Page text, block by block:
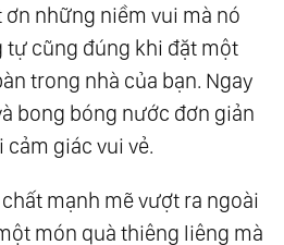
những niềm vui mà nó
cũng đúng khi đặt một
trong nhà của bạn. Ngay
bong bóng nước đơn giản
giác vui vẻ.
mạnh mẽ vượt ra ngoài
món quà thiêng liêng mà